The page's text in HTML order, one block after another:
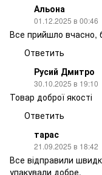
Альона
01.12.2025 в 00:46
Все прийшло вчасно,
Ответить
Русий Дмитро
30.10.2025 в 19:10
Товар доброї якості
Ответить
тарас
21.09.2025 в 18:42
Все відправили
упакували добре.